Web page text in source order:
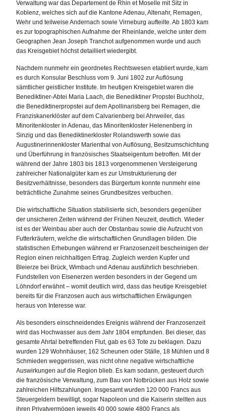
Verwaltung war das Departement de Rhin et Moselle mit Sitz in
Koblenz, welches sich auf die Kantone Adenau, Altenahr, Remagen,
Wehr und teilweise Andernach sowie Virneburg aufteilte. Ab 1803 kam
es zur topographischen Aufnahme der Rheinlande, welche unter dem
Geographen Jean Joseph Tranchot aufgenommen wurde und auch
das Kreisgebiet höchst detailliert wiedergibt.
Nachdem nunmehr ein geordnetes Rechtswesen etabliert wurde, kam
es durch Konsular Beschluss vom 9. Juni 1802 zur Auflösung
sämtlicher geistlicher Institute. Im heutigen Kreisgebiet waren die
Benediktiner-Abtei Maria Laach, die Benediktiner Propstei Buchholz,
die Benediktinerpropstei auf dem Apollinarisberg bei Remagen, die
Franziskanerklöster auf dem Calvarienberg bei Ahrweiler, das
Minoritenkloster in Adenau, das Minoritenkloster Helenenberg in
Sinzig und das Benediktinerkloster Rolandswerth sowie das
Augustinerinnenkloster Marienthal von Auflösung, Besitzumschichtung
und Überführung in französisches Staatseigentum betroffen. Mit der
während der Jahre 1803 bis 1813 vorgenommenen Versteigerung
zahlreicher Nationalgüter kam es zur Umstrukturierung der
Besitzverhältnisse, besonders das Bürgertum konnte nunmehr eine
beträchtliche Zunahme seines Grundbesitzes verbuchen.
Die wirtschaftliche Situation stabilisierte sich, besonders gegenüber
der unsicheren Zeiten während der Frühen Neuzeit, deutlich. Wieder
ist es der Weinbau aber auch der Obstanbau sowie die Aufzucht von
Futterkräutern, welche die wirtschaftlichen Grundlagen bilden. Die
statistischen Erhebungen während er Franzosenzeit bescheinigen der
Region einen reichhaltigen Ertrag. Zugleich werden Kupfer und
Bleierze bei Brück, Wimbach und Adenau ausführlich beschrieben.
Fundstellen von Eisenerzen werden besonders in der Gegend um
Löhndorf erwähnt – womit deutlich wird, dass das heutige Kreisgebiet
bereits für die Franzosen auch aus wirtschaftlichen Erwägungen
heraus von Interesse war.
Als besonders einschneidendes Ereignis während der Franzosenzeit
wird das Hochwasser aus dem Jahr 1804 empfunden. Bei dieser, das
gesamte Ahrtal betreffenden Flut, gab es 63 Tote zu beklagen. Dazu
wurden 129 Wohnhäuser, 162 Scheunen oder Ställe, 18 Mühlen und 8
Schmieden weggerissen, was nicht ohne negative wirtschaftliche
Auswirkungen auf die Region blieb. Es kam sodann, gesteuert durch
die französische Verwaltung, zum Bau von Notbrücken aus Holz sowie
zahlreichen Hilfszahlungen. Insgesamt wurden 120 000 Francs aus
Steuergeldern bewilligt, sogar Napoleon und die Kaiserin stellten aus
ihren Privatvermögen jeweils 40 000 sowie 4800 Francs als